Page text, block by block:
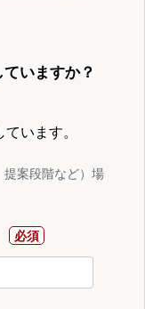
いますか？
います。
案段階など）場